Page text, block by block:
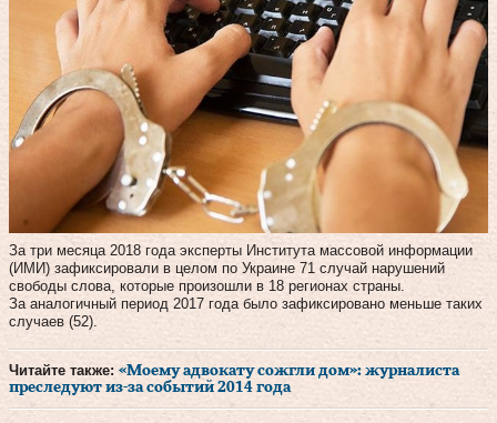
За три месяца 2018 года эксперты Института массовой информации
(ИМИ) зафиксировали в целом по Украине 71 случай нарушений
свободы слова, которые произошли в 18 регионах страны.
За аналогичный период 2017 года было зафиксировано меньше таких
случаев (52).
Читайте также: «Моему адвокату сожгли дом»: журналиста
преследуют из-за событий 2014 года